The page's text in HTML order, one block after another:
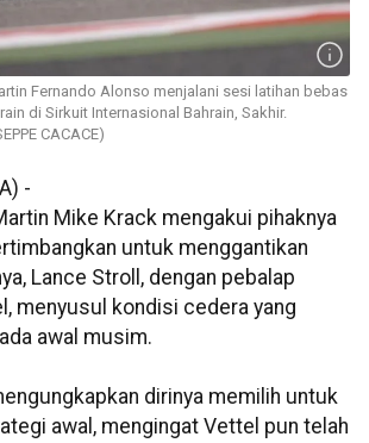
Fernando Alonso menjalani sesi latihan bebas
di Sirkuit Internasional Bahrain, Sakhir.
CACACE)
-
Mike Krack mengakui pihaknya
untuk menggantikan
Lance Stroll, dengan pebalap
menyusul kondisi cedera yang
awal musim.
dirinya memilih untuk
awal, mengingat Vettel pun telah